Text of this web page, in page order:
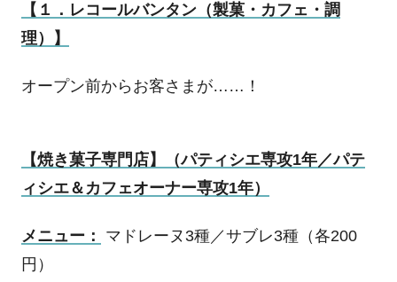
【１．レコールバンタン（製菓・カフェ・調
理）】
オープン前からお客さまが……！
【焼き菓子専門店】（パティシエ専攻1年／パテ
ィシエ＆カフェオーナー専攻1年）
メニュー： マドレーヌ 3種／サブレ3種（各200
円）